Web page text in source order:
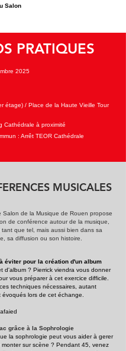
Salon
PRATIQUES
2025
étage) / Place de la Haute Vieille Tour
Cathédrale à proximité
: Arrêt TEOR Cathédrale
MUSICALES​
Salon de la Musique de Rouen propose
de conférence autour de la musique,
que tel, mais aussi bien dans sa
sa diffusion ou son histoire.
éviter pour la création d'un album
d'album ? Pierrick viendra vous donner
vous préparer à cet exercice difficile.
techniques nécessaires, autant
lors de cet échange.
grâce à la Sophrologie
la sophrologie peut vous aider à gerer
sur scène ? Pendant 45, venez